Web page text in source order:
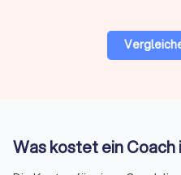
Qualifikation des Coaches und
Durchschnitt liegen die
Was kostet ein Coach